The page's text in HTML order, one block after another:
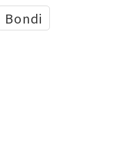
Bondi